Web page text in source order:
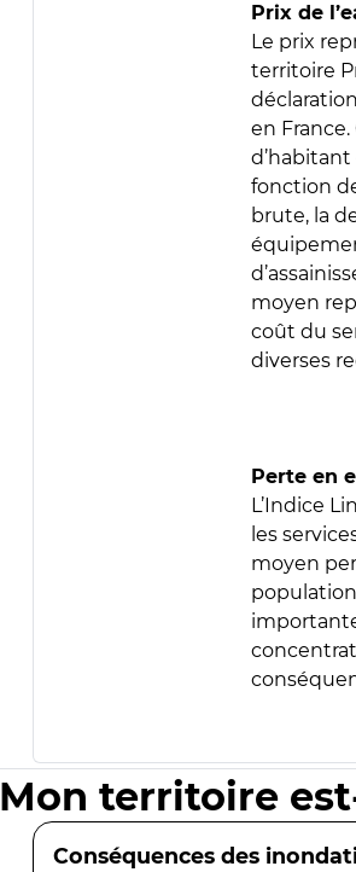
Prix de
Le prix
territoire
en
d’habitant
fonction
brute, la
moyen
coût du
diverses
Perte en
L’Indice
les
moyen
Mon territoire
Conséquences des